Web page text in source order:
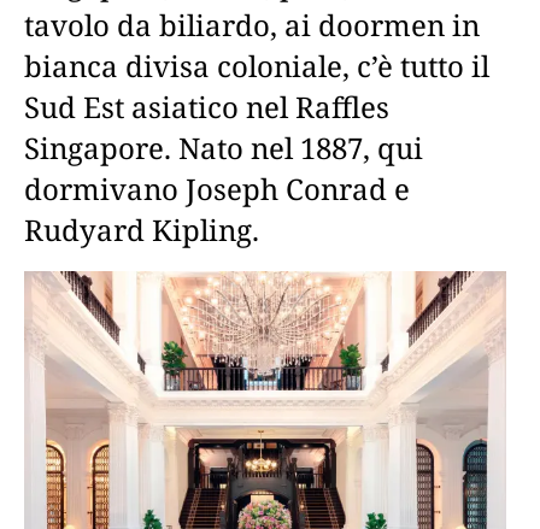
tavolo da biliardo, ai doormen in
bianca divisa coloniale, c’è tutto il
Sud Est asiatico nel Raffles
Singapore. Nato nel 1887, qui
dormivano Joseph Conrad e
Rudyard Kipling.